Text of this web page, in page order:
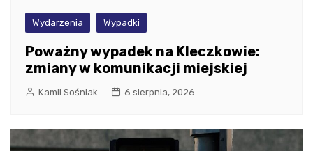
Wydarzenia Wypadki
Poważny wypadek na Kleczkowie:
zmiany w komunikacji miejskiej
Kamil Sośniak 6 sierpnia, 2026